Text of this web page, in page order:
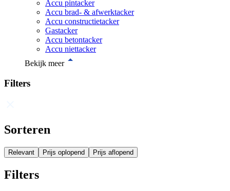
Accu pintacker
Accu brad- & afwerktacker
Accu constructietacker
Gastacker
Accu betontacker
Accu niettacker
Bekijk meer
Filters
Sorteren
Relevant Prijs oplopend Prijs aflopend
Filters